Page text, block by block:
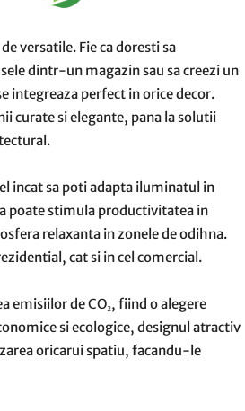
versatile. Fie ca doresti sa
dintr-un magazin sau sa creezi un
integreaza perfect in orice decor.
curate si elegante, pana la solutii
incat sa poti adapta iluminatul in
poate stimula productivitatea in
relaxanta in zonele de odihna.
cat si in cel comercial.
emisiilor de CO₂, fiind o alegere
si ecologice, designul atractiv
oricarui spatiu, facandu-le